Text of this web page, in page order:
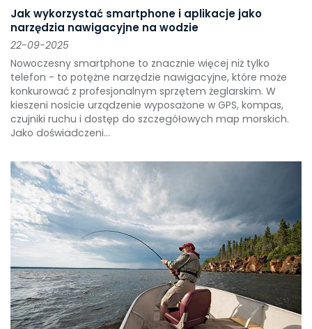
Jak wykorzystać smartphone i aplikacje jako
narzędzia nawigacyjne na wodzie
22-09-2025
Nowoczesny smartphone to znacznie więcej niż tylko
telefon - to potężne narzędzie nawigacyjne, które może
konkurować z profesjonalnym sprzętem żeglarskim. W
kieszeni nosicie urządzenie wyposażone w GPS, kompas,
czujniki ruchu i dostęp do szczegółowych map morskich.
Jako doświadczeni...